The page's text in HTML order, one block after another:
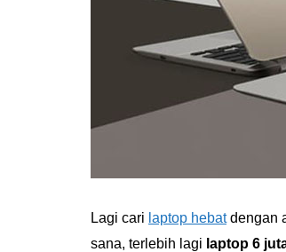
Lagi cari laptop hebatdengan
sana, terlebih lagi laptop 6